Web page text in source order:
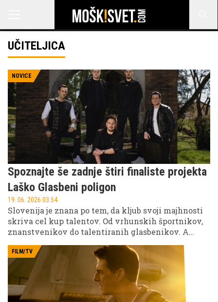
UČITELJICA
NOVICE
Spoznajte še zadnje štiri finaliste projekta
Laško Glasbeni poligon
19. 06. 2026 03.54
Slovenija je znana po tem, da kljub svoji majhnosti
skriva cel kup talentov. Od vrhunskih športnikov,
znanstvenikov do talentiranih glasbenikov. A
priložnosti, da stopi v ospredje. Prav to
'pomanjkanje priložnosti' letos zapolnjuje Laško
Glasbeni poligon, ki obetavnim glasbenikom ne
ponuja le pozornosti, temveč pot skozi izzive, vse do
velikega odra festivala Laško Pivo in cvetje.
FILM/TV